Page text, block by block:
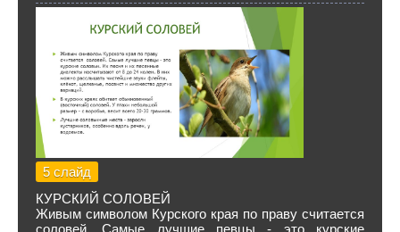
5 слайд
КУРСКИЙ СОЛОВЕЙ
Живым символом Курского края по праву считается
соловей. Самые лучшие певцы - это курские